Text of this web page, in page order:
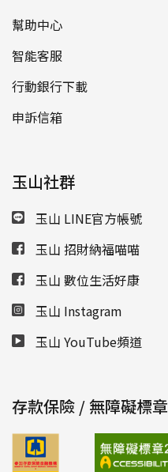
幫助中心
智能客服
行動銀行下載
申訴信箱
玉山社群
玉山 LINE官方帳號
玉山 招財納福喵喵
玉山 數位生活好康
玉山 Instagram
玉山 YouTube頻道
存款保險 / 無障礙標章